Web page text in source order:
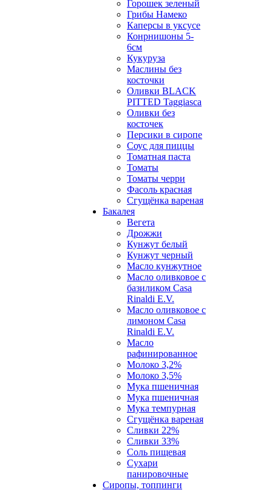
Горошек зеленый
Грибы Намеко
Каперсы в уксусе
Конрнишоны 5-
6см
Кукуруза
Маслины без
косточки
Оливки BLACK
PITTED Taggiasca
Оливки без
косточек
Персики в сиропе
Соус для пиццы
Томатная паста
Томаты
Томаты черри
Фасоль красная
Сгущёнка вареная
Бакалея
Вегета
Дрожжи
Кунжут белый
Кунжут черный
Масло кунжутное
Масло оливковое с
базиликом Casa
Rinaldi E.V.
Масло оливковое с
лимоном Casa
Rinaldi E.V.
Масло
рафинированное
Молоко 3,2%
Молоко 3,5%
Мука пшеничная
Мука пшеничная
Мука темпурная
Сгущёнка вареная
Сливки 22%
Сливки 33%
Соль пищевая
Сухари
панировочные
Сиропы, топпинги